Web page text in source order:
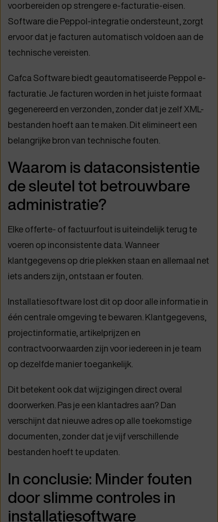
voorbereiden op strengere e-facturatie-eisen.
Software die Peppol-integratie ondersteunt, zorgt
ervoor dat je facturen automatisch voldoen aan de
technische vereisten.
Cafca Software biedt geautomatiseerde Peppol e-
facturatie. Je facturen worden in het juiste formaat
gegenereerd en verzonden, zonder dat je zelf XML-
bestanden hoeft aan te maken. Dit elimineert een
belangrijke bron van technische fouten.
Waarom is dataconsistentie
de sleutel tot betrouwbare
administratie?
Elke offerte- of factuurfout is uiteindelijk terug te
voeren op inconsistente data. Wanneer
klantgegevens op drie plekken staan en allemaal net
iets anders zijn, ontstaan er fouten.
Installatiesoftware lost dit op door alle informatie in
één centrale omgeving te bewaren. Klantgegevens,
projectinformatie, artikelprijzen en
contractvoorwaarden zijn voor iedereen in je team
op dezelfde manier toegankelijk.
Dit betekent ook dat wijzigingen direct overal
doorwerken. Pas je een klantadres aan? Dan
verschijnt dat nieuwe adres op alle toekomstige
documenten, zonder dat je vijf verschillende
bestanden hoeft te updaten.
In conclusie: Minder fouten
door slimme controles in
installatiesoftware